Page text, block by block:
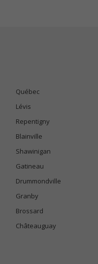
Québec
Lévis
Repentigny
Blainville
Shawinigan
Gatineau
Drummondville
Granby
Brossard
Châteauguay